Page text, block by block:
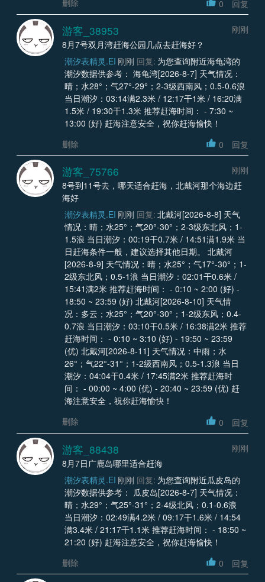
删除 0 回复
游客_38953
刚刚
8月7号双月湾赶海公园几点去赶海好？
潮汐表精灵.EI 刚刚 回复: 为您查询附近海龟湾的
潮汐数据供参考： 海龟湾[2026-8-7] 天气情况：
晴；水28°；气27°-29°；2-3级西南风；0.5-0.6浪
当日潮汐：03:14满2.3米 / 12:17干1米 / 16:20满
1.5米 / 19:30干1.3米 推荐赶海时间： - 7:30 ~
13:00 (好) 赶海注意安全，祝你赶海愉快！
删除
0 回复
游客_75766
刚刚
8号到11号去，哪天适合赶海，北戴河那个海边赶
海好
潮汐表精灵.EI 刚刚 回复: 北戴河[2026-8-8] 天气
情况：晴；水25°；气20°-30°；2-3级东北风；1-
1.5浪 当日潮汐：00:19干0.7米 / 14:51满1.9米 当
日赶海条件一般，建议选择其他日期。 北戴河
[2026-8-9] 天气情况：晴；水25°；气17°-30°；1-
2级东北风；0.5-1浪 当日潮汐：02:01干0.6米 /
15:41满2米 推荐赶海时间： - 0:10 ~ 2:00 (好) -
18:50 ~ 23:59 (好) 北戴河[2026-8-10] 天气情
况：多云；水25°；气20°-30°；1-2级东风；0.4-
0.7浪 当日潮汐：03:10干0.5米 / 16:38满2米 推荐
赶海时间： - 0:10 ~ 3:10 (好) - 19:50 ~ 23:59
(优) 北戴河[2026-8-11] 天气情况：中雨；水
26°；气22°-31°；1-2级西南风；0.5-1.3浪 当日
潮汐：04:04干0.4米 / 17:45满2米 推荐赶海时
间： - 00:00 ~ 4:00 (优) - 20:40 ~ 23:59 (优) 赶
海注意安全，祝你赶海愉快！
删除
0 回复
游客_88438
刚刚
8月7日广鹿岛哪里适合赶海
潮汐表精灵.EI 刚刚 回复: 为您查询附近瓜皮岛的
潮汐数据供参考： 瓜皮岛[2026-8-7] 天气情况：
晴；水29°；气25°-31°；2-4级北风；0.1-0.6浪
当日潮汐：02:49满4.2米 / 09:17干1.6米 / 14:54
满3.4米 / 21:17干1.1米 推荐赶海时间： - 18:50 ~
21:20 (好) 赶海注意安全，祝你赶海愉快！
删除
0 回复